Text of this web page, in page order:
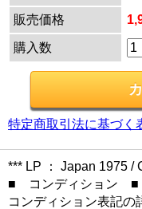
販売価格
購入数
特定商取引法に基づく
*** LP ： Japan 1975 /
■ コンディション ■
コンディション表記の